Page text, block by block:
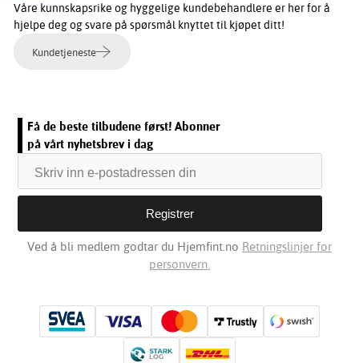
Våre kunnskapsrike og hyggelige kundebehandlere er her for å
hjelpe deg og svare på spørsmål knyttet til kjøpet ditt!
Kundetjeneste
Få de beste tilbudene først! Abonner
på vårt nyhetsbrev i dag
Ved å bli medlem godtar du Hjemfint.no Retningslinjer for
personvern.